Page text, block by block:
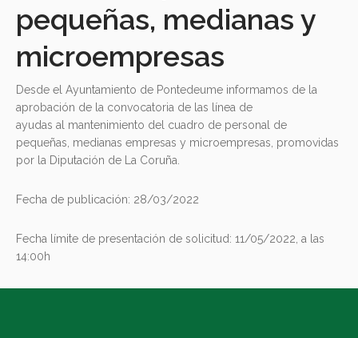
pequeñas, medianas y
microempresas
Desde el Ayuntamiento de Pontedeume informamos de la
aprobación de la convocatoria de las línea de
ayudas al mantenimiento del cuadro de personal de
pequeñas, medianas empresas y microempresas, promovidas
por la Diputación de La Coruña.
Fecha de publicación: 28/03/2022
Fecha límite de presentación de solicitud: 11/05/2022, a las
14:00h